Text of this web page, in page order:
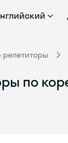
репетиторы
по